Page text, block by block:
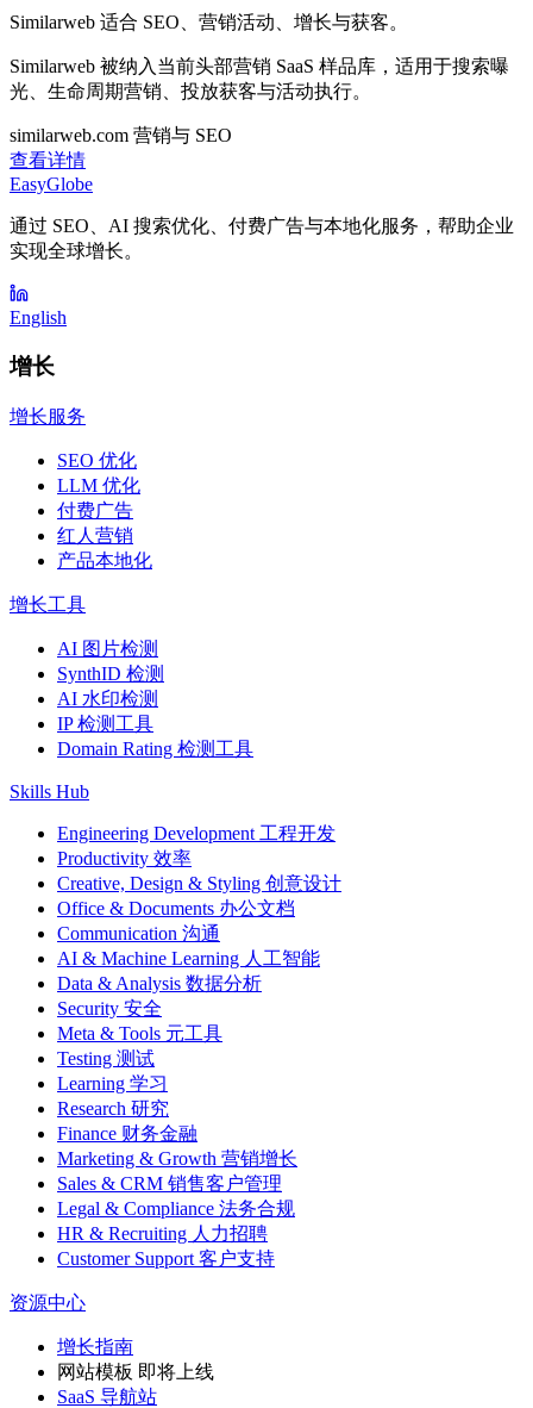
Similarweb 适合 SEO、营销活动、增长与获客。
Similarweb 被纳入当前头部营销 SaaS 样品库，适用于搜索曝
光、生命周期营销、投放获客与活动执行。
similarweb.com 营销与 SEO
查看详情
EasyGlobe
通过 SEO、AI 搜索优化、付费广告与本地化服务，帮助企业
实现全球增长。
English
增长
增长服务
SEO 优化
LLM 优化
付费广告
红人营销
产品本地化
增长工具
AI 图片检测
SynthID 检测
AI 水印检测
IP 检测工具
Domain Rating 检测工具
Skills Hub
Engineering Development 工程开发
Productivity 效率
Creative, Design & Styling 创意设计
Office & Documents 办公文档
Communication 沟通
AI & Machine Learning 人工智能
Data & Analysis 数据分析
Security 安全
Meta & Tools 元工具
Testing 测试
Learning 学习
Research 研究
Finance 财务金融
Marketing & Growth 营销增长
Sales & CRM 销售客户管理
Legal & Compliance 法务合规
HR & Recruiting 人力招聘
Customer Support 客户支持
资源中心
增长指南
网站模板 即将上线
SaaS 导航站